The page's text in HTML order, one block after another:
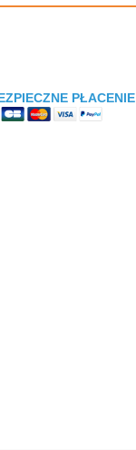
PŁACENIE